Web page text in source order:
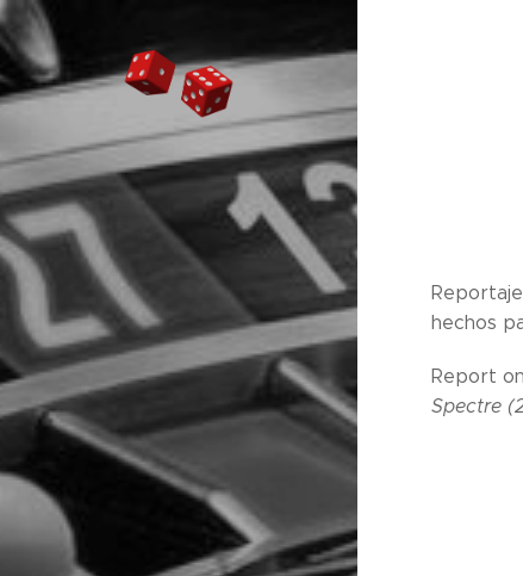
hechos
Report
Spectre